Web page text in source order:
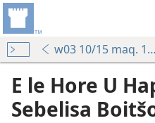
w03 10/15 maq. 18-
E le Hore U
Sebelisa